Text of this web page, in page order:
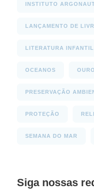
INSTITUTO
LANÇAMENTO DE
LITERATURA INFANTIL
OCEANOS
PRESERVAÇÃO
PROTEÇÃO
SEMANA DO MAR
Siga nossas